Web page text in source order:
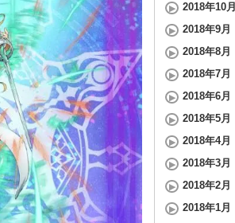
2018年10月
2018年9月
2018年8月
2018年7月
2018年6月
2018年5月
2018年4月
2018年3月
2018年2月
2018年1月